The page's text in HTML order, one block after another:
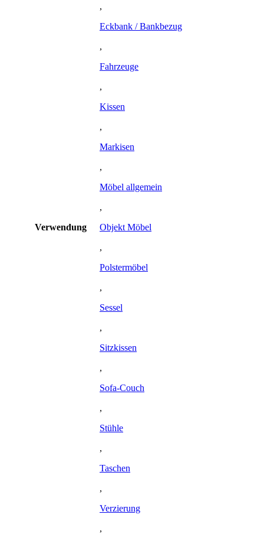
Verwendung
,
Eckbank / Bankbezug
,
Fahrzeuge
,
Kissen
,
Markisen
,
Möbel allgemein
,
Objekt Möbel
,
Polstermöbel
,
Sessel
,
Sitzkissen
,
Sofa-Couch
,
Stühle
,
Taschen
,
Verzierung
,